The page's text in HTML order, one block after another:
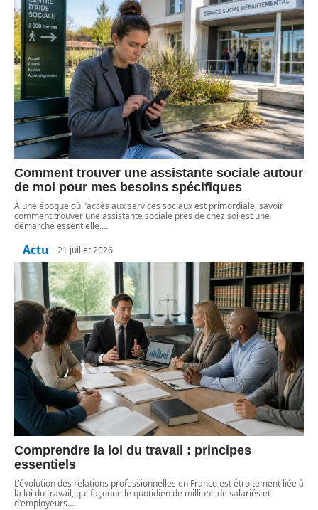
Comment trouver une assistante sociale autour
de moi pour mes besoins spécifiques
À une époque où l’accès aux services sociaux est primordiale, savoir
comment trouver une assistante sociale près de chez soi est une
démarche essentielle.…
Actu 21 juillet 2026
Comprendre la loi du travail : principes
essentiels
L'évolution des relations professionnelles en France est étroitement liée à
la loi du travail, qui façonne le quotidien de millions de salariés et
d'employeurs.…